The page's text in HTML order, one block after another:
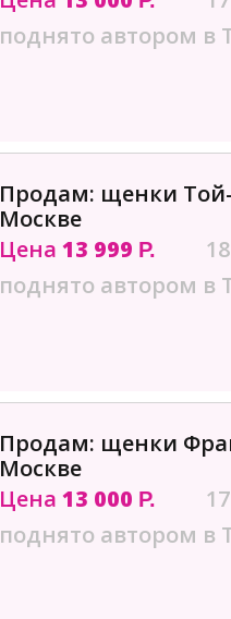
поднято автором в
Продам: щенки
Москве
Цена 13 999 Р.
поднято автором в
Продам: щенки
Москве
Цена 13 000 Р.
поднято автором в